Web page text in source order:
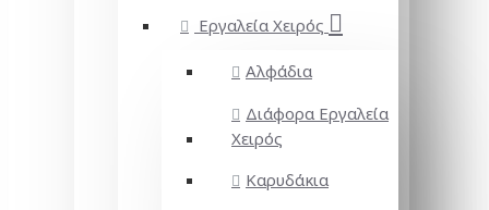
Εργαλεία Χειρός
Αλφάδια
Διάφορα Εργαλεία
Χειρός
Καρυδάκια